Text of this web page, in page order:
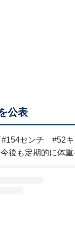
公表
センチ #52キ
後も定期的に体